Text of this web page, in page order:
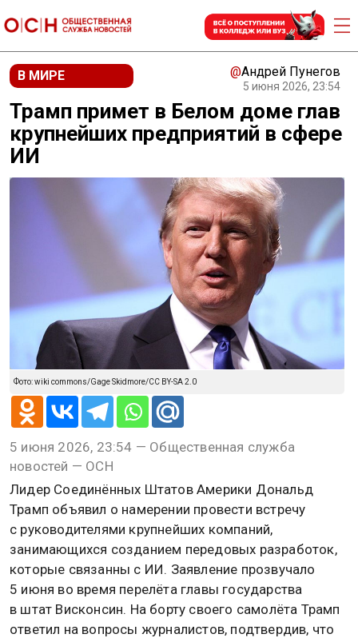
В МИРЕ @Андрей Пунегов
5 июня 2026, 23:54
Трамп примет в Белом доме глав
крупнейших предприятий в сфере
ИИ
Фото: wiki commons/Gage Skidmore/CC BY-SA 2.0
5 июня 2026, 23:54 — Общественная служба
новостей — ОСН
Лидер Соединённых Штатов Америки Дональд
Трамп объявил о намерении провести встречу
с руководителями крупнейших компаний,
занимающихся созданием передовых разработок,
которые связанны с ИИ. Заявление прозвучало
5 июня во время перелёта главы государства
в штат Висконсин. На борту своего самолёта Трамп
ответил на вопросы журналистов, подтвердив, что